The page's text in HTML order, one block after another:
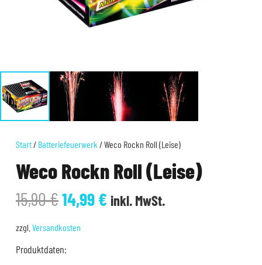
Start / Batteriefeuerwerk / Weco Rockn Roll (Leise)
Weco Rockn Roll (Leise)
15,90€Ursprünglicher
Preis
war:
15,90 €
14,99€Aktueller
inkl. MwSt.
zzgl. Versandkosten
Produktdaten: